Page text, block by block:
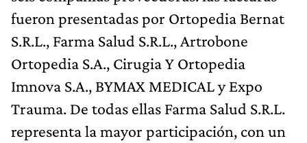
fueron presentadas por Ortopedia Bernat
S.R.L., Farma Salud S.R.L., Artrobone
Ortopedia S.A., Cirugia Y Ortopedia
Imnova S.A., BYMAX MEDICAL y Expo
Trauma. De todas ellas Farma Salud S.R.L.
representa la mayor participación, con un